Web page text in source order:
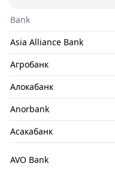
Bank
Asia Alliance Bank
Агробанк
Алокабанк
Anorbank
Асакабанк
AVO Bank